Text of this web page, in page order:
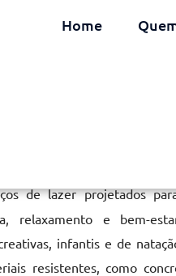
Home
de lazer projetados
relaxamento e bem-
infantis e de
resistentes, como